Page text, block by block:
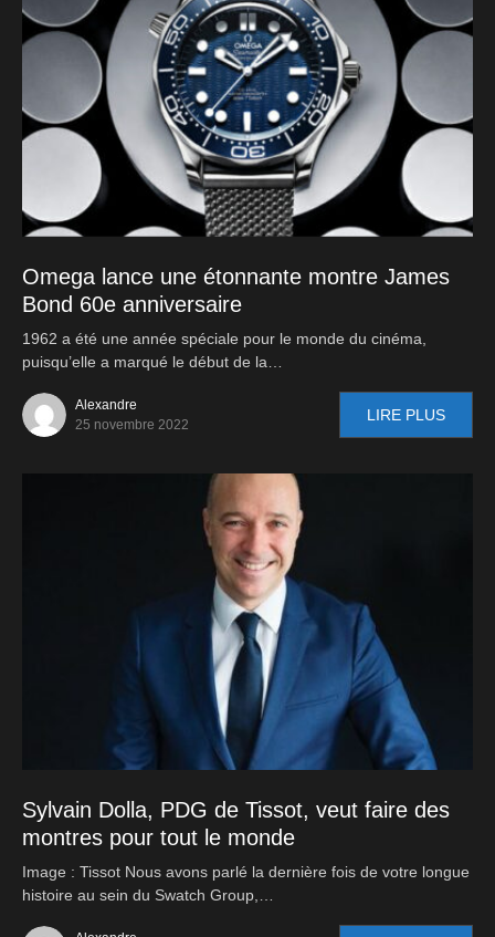
Omega lance une étonnante montre James
Bond 60e anniversaire
1962 a été une année spéciale pour le monde du cinéma,
puisqu’elle a marqué le début de la…
Alexandre
25 novembre 2022
LIRE PLUS
Sylvain Dolla, PDG de Tissot, veut faire des
montres pour tout le monde
Image : Tissot Nous avons parlé la dernière fois de votre longue
histoire au sein du Swatch Group,…